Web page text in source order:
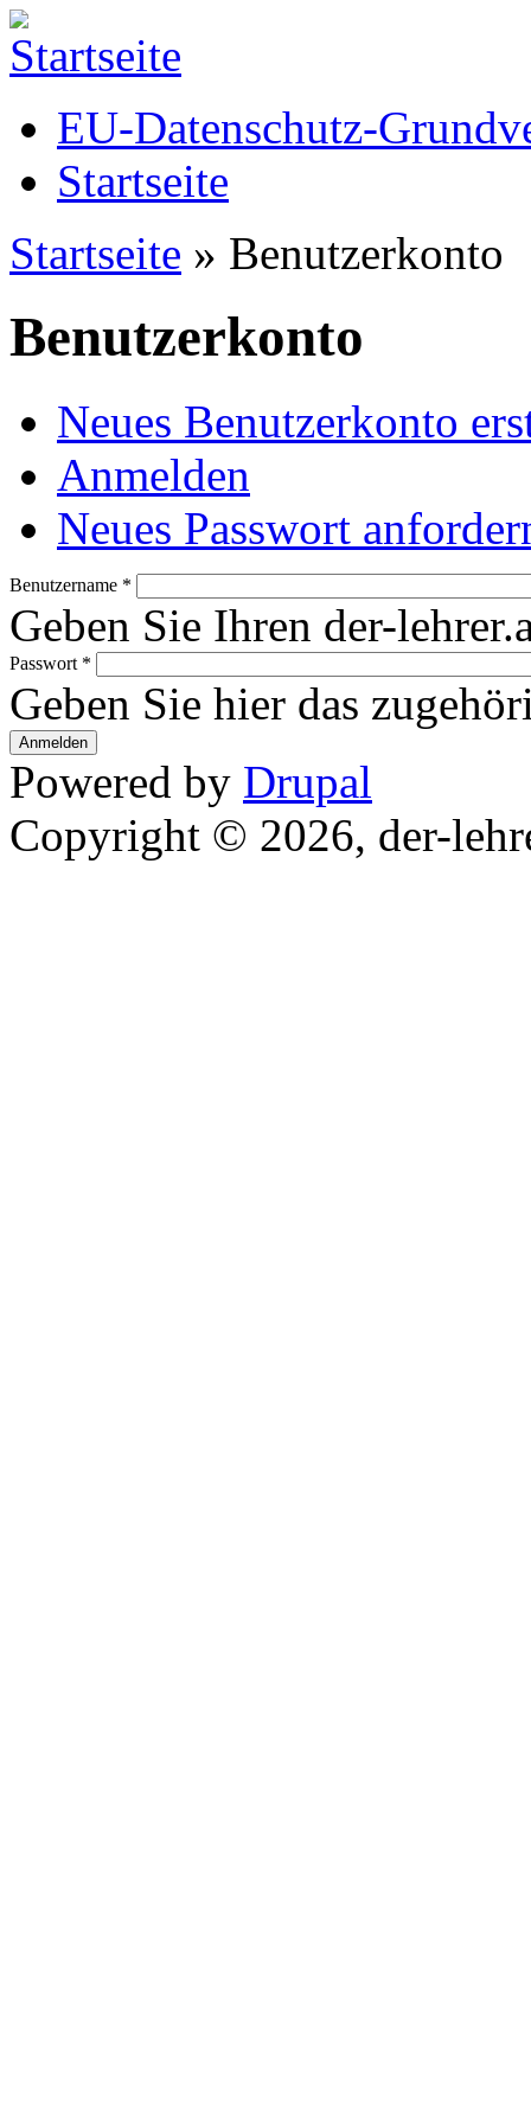
EU-Datenschutz-
Startseite
Sie sind hier
Startseite » Benutzerkonto
Benutzerkonto
Haupt-Reiter
Neues Benutzerkonto
Anmelden
Neues Passwort
Benutzername *
Geben Sie Ihren der-
Passwort *
Geben Sie hier das
Powered by Drupal
Copyright © 2026, der-